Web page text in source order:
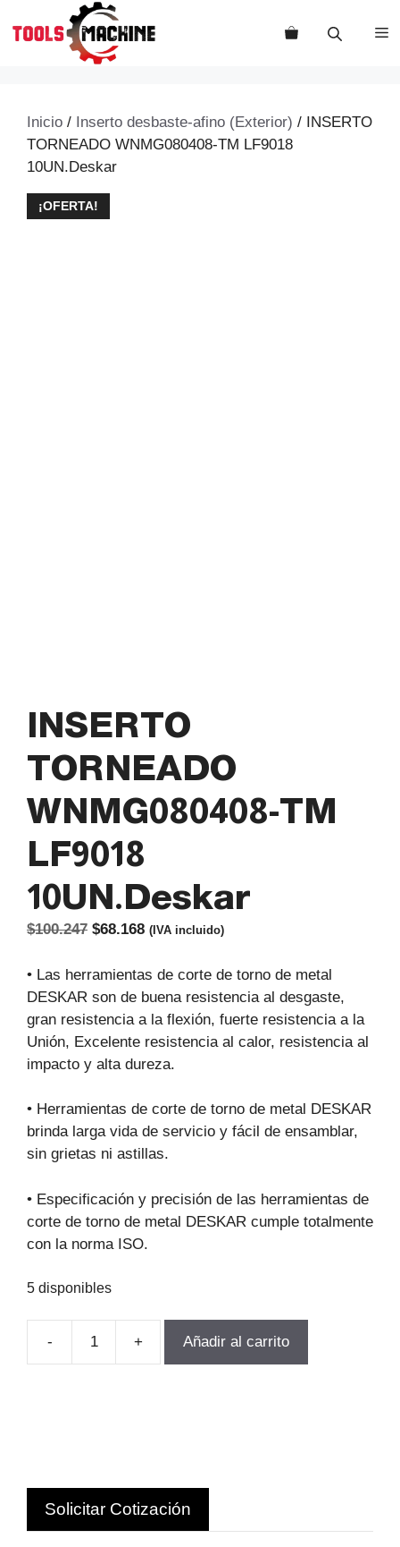
Inicio / Inserto desbaste-afino (Exterior) / INSERTO
TORNEADO WNMG080408-TM LF9018
10UN.Deskar
¡OFERTA!
INSERTO
TORNEADO
WNMG080408-TM
LF9018
10UN.Deskar
$100.247 El
original
era:
$100.247.
$68.168El
actual
es:
$68.168.
(IVA incluido)
• Las herramientas de corte de torno de metal
DESKAR son de buena resistencia al desgaste,
gran resistencia a la flexión, fuerte resistencia a la
Unión, Excelente resistencia al calor, resistencia al
impacto y alta dureza.
• Herramientas de corte de torno de metal DESKAR
brinda larga vida de servicio y fácil de ensamblar,
sin grietas ni astillas.
• Especificación y precisión de las herramientas de
corte de torno de metal DESKAR cumple totalmente
con la norma ISO.
5 disponibles
-
INSERTO
cantidad
+ Añadir al carrito
Solicitar Cotización